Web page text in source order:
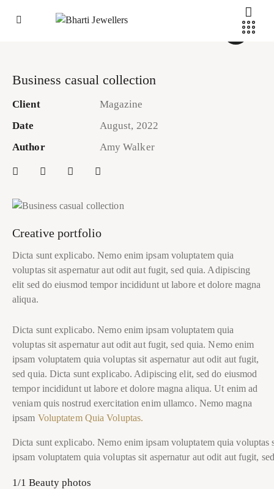
Business casual collection
Client
Magazine
Date
August, 2022
Author
Amy Walker
Creative portfolio
Dicta sunt explicabo. Nemo enim ipsam voluptatem quia
voluptas sit aspernatur aut odit aut fugit, sed quia. Adipiscing
elit sed do eiusmod tempor incididunt ut labore et dolore magna
aliqua.
Dicta sunt explicabo. Nemo enim ipsam voluptatem quia
voluptas sit aspernatur aut odit aut fugit, sed quia. Nemo enim
ipsam voluptatem quia voluptas sit aspernatur aut odit aut fugit,
sed quia. Dicta sunt explicabo. Adipiscing elit, sed do eiusmod
tempor incididunt ut labore et dolore magna aliqua. Ut enim ad
veniam quis nostrud exercitation enim ullamco. Nemo magna
ipsam Voluptatem Quia Voluptas.
Dicta sunt explicabo. Nemo enim ipsam voluptatem quia
ipsam voluptatem quia voluptas sit aspernatur aut odit aut fugit,
1/1 Beauty photos